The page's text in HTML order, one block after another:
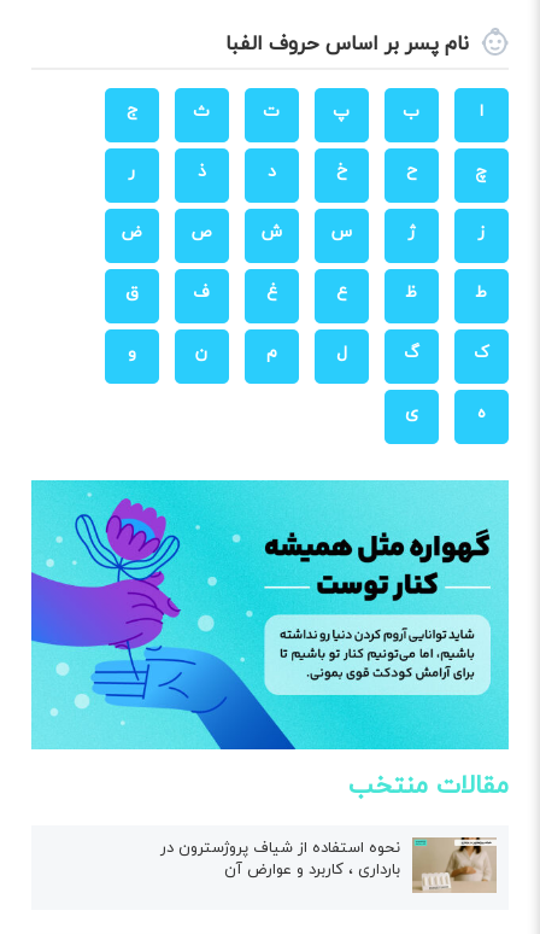
نام پسر بر اساس حروف الفبا
ا ب پ ت ث ج
چ ح خ د ذ ر
ز ژ س ش ص ض
ط ظ ع غ ف ق
ک گ ل م ن و
ه ی
مقالات منتخب
نحوه استفاده از شیاف پروژسترون در
بارداری ، کاربرد و عوارض آن